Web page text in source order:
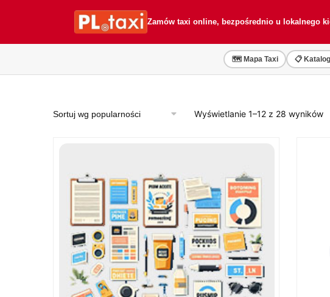
Zamów taxi online, bezpośrednio u lokalnego
🗺️ Mapa Taxi 📋 Katalog
Wyświetlanie 1–12 z 28 wyników